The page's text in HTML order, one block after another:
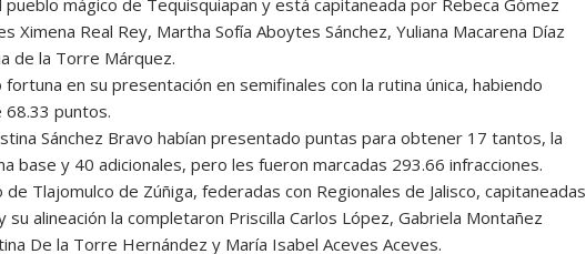
mágico de Tequisquiapan y está capitaneada por Rebeca Gómez
Real Rey, Martha Sofía Aboytes Sánchez, Yuliana Macarena Díaz
de la Torre Márquez.
fortuna en su presentación en semifinales con la rutina única, habiendo
68.33 puntos.
Sánchez Bravo habían presentado puntas para obtener 17 tantos, la
base y 40 adicionales, pero les fueron marcadas 293.66 infracciones.
Tlajomulco de Zúñiga, federadas con Regionales de Jalisco, capitaneadas
alineación la completaron Priscilla Carlos López, Gabriela Montañez
De la Torre Hernández y María Isabel Aceves Aceves.